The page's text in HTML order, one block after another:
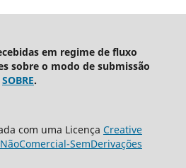
em regime de fluxo
sobre o modo de submissão
SOBRE.
com uma Licença Creative
SemDerivações